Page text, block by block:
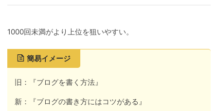
1000回未満がより上位を狙いやすい。
簡易イメージ
旧：『ブログを書く方法』
新：『ブログの書き方にはコツがある』